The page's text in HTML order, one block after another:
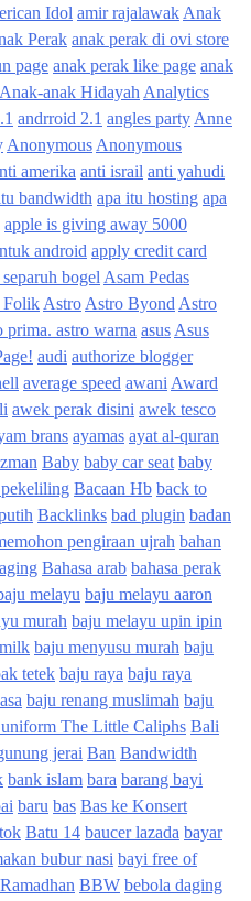
Idol amir rajalawak Anak
Perak anak perak di ovi store
page anak perak like page anak
Anak-anak Hidayah Analytics
andrroid 2.1 angles party Anne
Anonymous Anonymous
amerika anti israil anti yahudi
bandwidth apa itu hosting apa
apple is giving away 5000
android apply credit card
bogel Asam Pedas
Folik Astro Astro Byond Astro
prima. astro warna asus Asus
audi authorize blogger
average speed awani Award
awek perak disini awek tesco
brans ayamas ayat al-quran
Baby baby car seat baby
Bacaan Hb back to
Backlinks bad plugin badan
pengiraan ujrah bahan
Bahasa arab bahasa perak
melayu baju melayu aaron
murah baju melayu upin ipin
baju menyusu murah baju
tetek baju raya baju raya
baju renang muslimah baju
The Little Caliphs Bali
jerai Ban Bandwidth
bank islam bara barang bayi
baru bas Bas ke Konsert
Batu 14 baucer lazada bayar
bubur nasi bayi free of
BBW bebola daging